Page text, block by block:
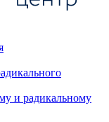
и радикальному